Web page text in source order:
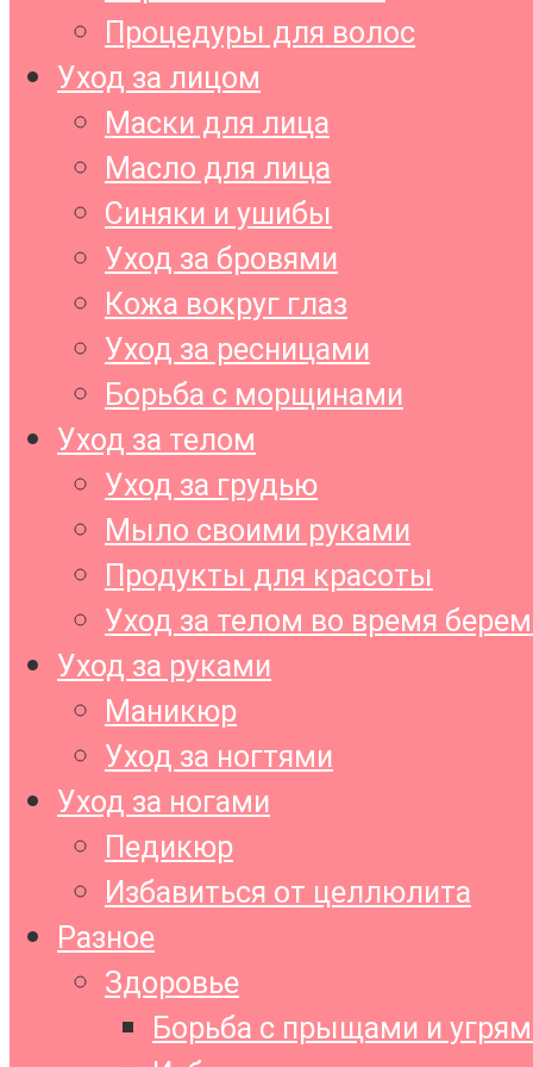
Процедуры для волос
Уход за лицом
Маски для лица
Масло для лица
Синяки и ушибы
Уход за бровями
Кожа вокруг глаз
Уход за ресницами
Борьба с морщинами
Уход за телом
Уход за грудью
Мыло своими руками
Продукты для красоты
Уход за телом во время
Уход за руками
Маникюр
Уход за ногтями
Уход за ногами
Педикюр
Избавиться от целлюлита
Разное
Здоровье
Борьба с прыщами и